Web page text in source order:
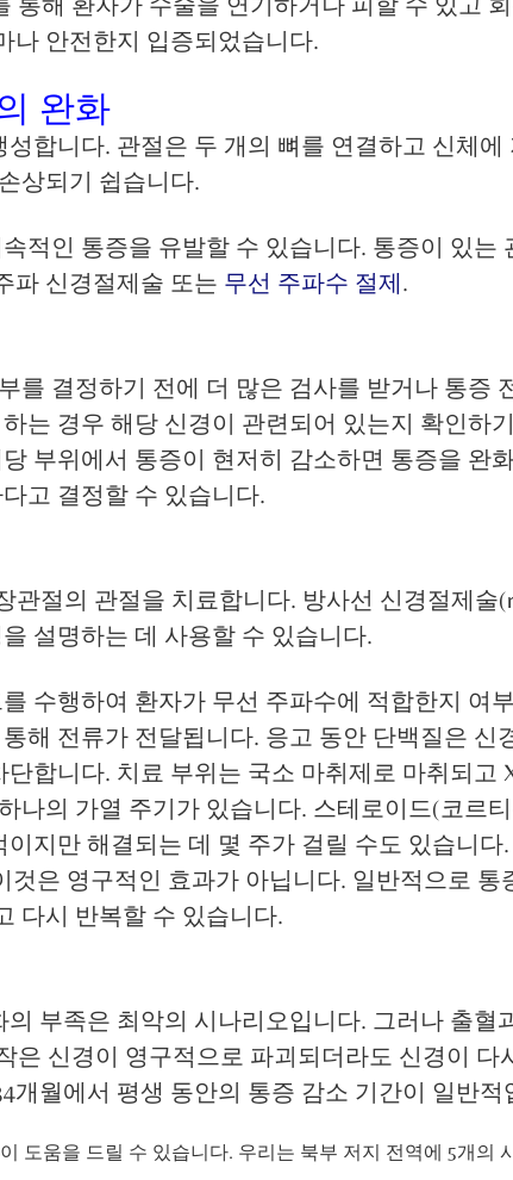
나 안전한지 입증되었습니다.
완화
합니다. 관절은 두 개의 뼈를 연결하고 신체
상되기 쉽습니다.
적인 통증을 유발할 수 있습니다. 통증이 있
파 신경절제술 또는 무선 주파수 절제.
를 결정하기 전에 더 많은 검사를 받거나 통증
는 경우 해당 신경이 관련되어 있는지 확인하
부위에서 통증이 현저히 감소하면 통증을 완
고 결정할 수 있습니다.
절의 관절을 치료합니다. 방사선 신경절제술
설명하는 데 사용할 수 있습니다.
수행하여 환자가 무선 주파수에 적합한지 여
해 전류가 전달됩니다. 응고 동안 단백질은 신
합니다. 치료 부위는 국소 마취제로 마취되고
나의 가열 주기가 있습니다. 스테로이드(코르
지만 해결되는 데 몇 주가 걸릴 수도 있습니
것은 영구적인 효과가 아닙니다. 일반적으로
다시 반복할 수 있습니다.
부족은 최악의 시나리오입니다. 그러나 출혈
은 신경이 영구적으로 파괴되더라도 신경이
개월에서 평생 동안의 통증 감소 기간이 일반적
도움을 드릴 수 있습니다. 우리는 북부 저지 전역에 5개